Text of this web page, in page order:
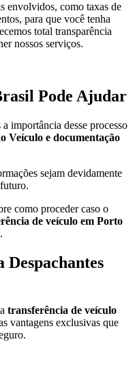
envolvidos, como taxas de
para que você tenha
total transparência
nossos serviços.
Pode Ajudar
a importância desse processo
Veículo e documentação
sejam devidamente
como proceder caso o
de veículo em Porto
Despachantes
transferência de veículo
vantagens exclusivas que